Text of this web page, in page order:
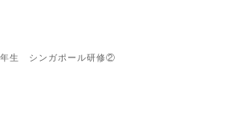
生 シンガポール研修②